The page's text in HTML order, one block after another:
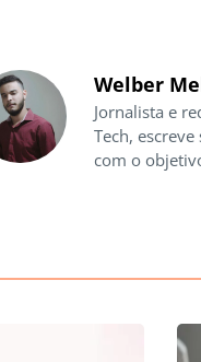
Welber
Jornalista e
Tech,
com o